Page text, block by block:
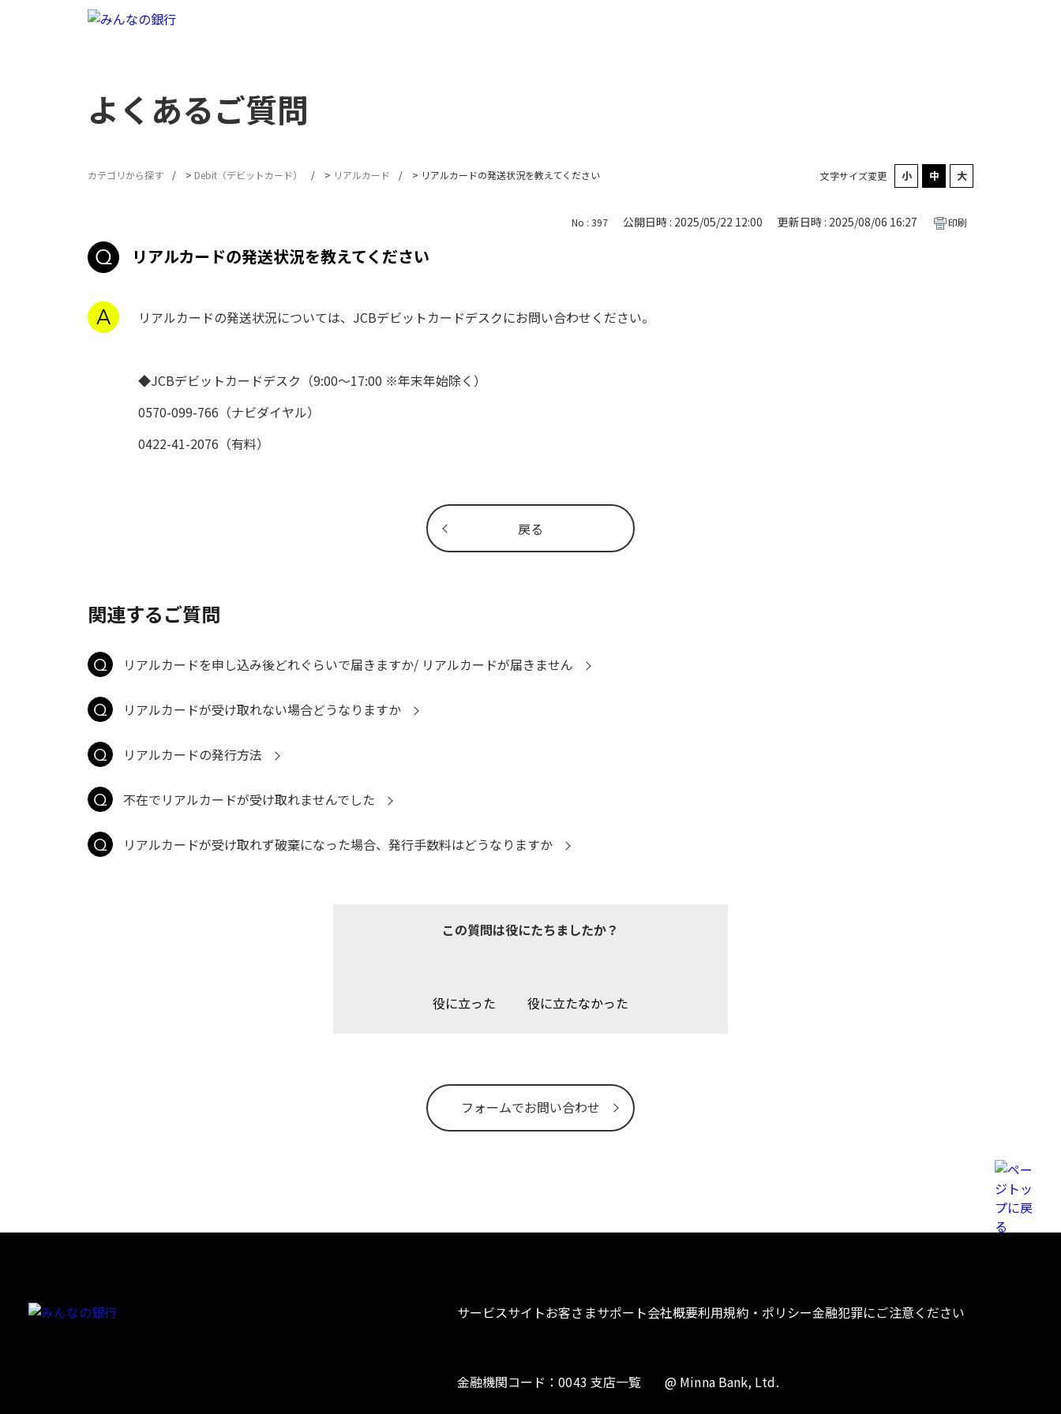
よくあるご質問
文字サイズ変更
カテゴリから探す > Debit（デビットカード） > リアルカード > リアルカードの発送状況を教えてください
戻る
No : 397 公開日時 : 2025/05/22 12:00 更新日時 : 2025/08/06 16:27 印刷
リアルカードの発送状況を教えてください
リアルカードの発送状況については、JCBデビットカードデスクにお問い合わせください。
◆JCBデビットカードデスク（9:00～17:00 ※年末年始除く）
0570-099-766（ナビダイヤル）
0422-41-2076（有料）
関連するご質問
リアルカードを申し込み後どれぐらいで届きますか/ リアルカードが届きません
リアルカードが受け取れない場合どうなりますか
リアルカードの発行方法
不在でリアルカードが受け取れませんでした
リアルカードが受け取れず破棄になった場合、発行手数料はどうなりますか
この質問は役にたちましたか？
役に立った 役に立たなかった
フォームでお問い合わせ
サービスサイトお客さまサポート会社概要利用規約・ポリシー金融犯罪にご注意ください
金融機関コード：0043 支店一覧 @ Minna Bank, Ltd.